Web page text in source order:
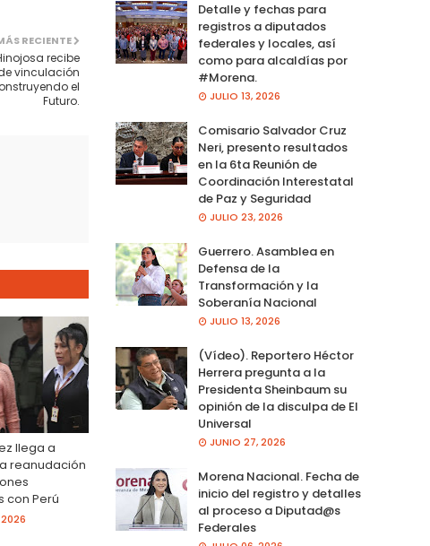
RECIENTE
recibe
vinculación
el
Futuro.
llega a
reanudación
con Perú
Detalle y fechas para
registros a diputados
federales y locales, así
como para alcaldías por
#Morena.
JULIO 13, 2026
Comisario Salvador Cruz
Neri, presento resultados
en la 6ta Reunión de
Coordinación Interestatal
de Paz y Seguridad
JULIO 23, 2026
Guerrero. Asamblea en
Defensa de la
Transformación y la
Soberanía Nacional
JULIO 13, 2026
(Vídeo). Reportero Héctor
Herrera pregunta a la
Presidenta Sheinbaum su
opinión de la disculpa de El
Universal
JUNIO 27, 2026
Morena Nacional. Fecha de
inicio del registro y detalles
al proceso a Diputad@s
Federales